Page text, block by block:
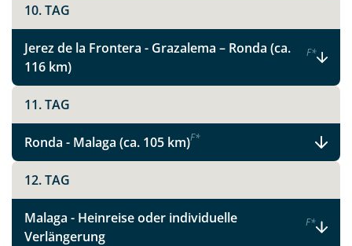
10. TAG
Jerez de la Frontera - Grazalema – Ronda (ca.
116 km)
F*
11. TAG
Ronda - Malaga (ca. 105 km)F*
12. TAG
Malaga - Heinreise oder individuelle
Verlängerung
F*